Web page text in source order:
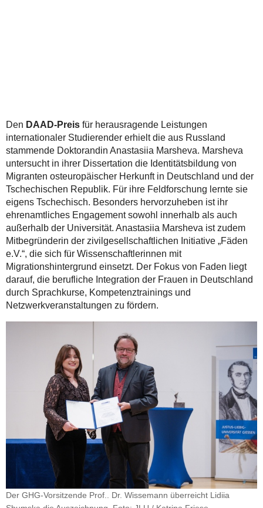
Den DAAD‑Preisfür herausragende Leistungen
internationaler Studierender erhielt die aus Russland
stammende Doktorandin Anastasiia Marsheva. Marsheva
untersucht in ihrer Dissertation die Identitätsbildung von
Migranten osteuropäischer Herkunft in Deutschland und der
Tschechischen Republik. Für ihre Feldforschung lernte sie
eigens Tschechisch. Besonders hervorzuheben ist ihr
ehrenamtliches Engagement sowohl innerhalb als auch
außerhalb der Universität. Anastasiia Marsheva ist zudem
Mitbegründerin der zivilgesellschaftlichen Initiative „Fäden
e.V.“, die sich für Wissenschaftlerinnen mit
Migrationshintergrund einsetzt. Der Fokus von Faden liegt
darauf, die berufliche Integration der Frauen in Deutschland
durch Sprachkurse, Kompetenztrainings und
Netzwerkveranstaltungen zu fördern.
Der GHG-Vorsitzende Prof.. Dr. Wissemann überreicht Lidiia